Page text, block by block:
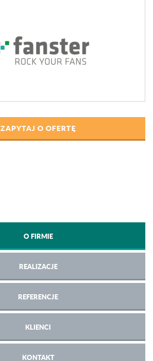
ZAPYTAJ O OFERTĘ
O FIRMIE
REALIZACJE
REFERENCJE
KLIENCI
KONTAKT